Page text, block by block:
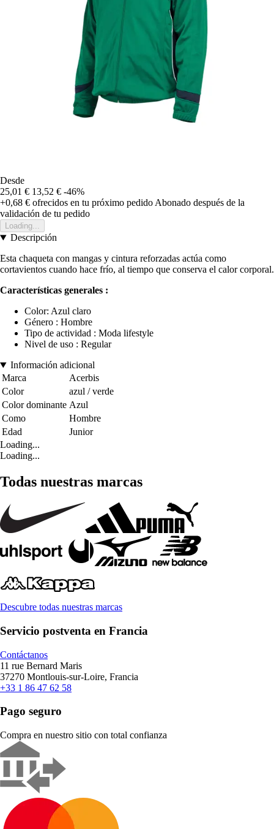
Desde
25,01 € 13,52 € -46%
+0,68 € ofrecidos en tu próximo pedido Abonado después de la
validación de tu pedido
Loading...
Descripción
Esta chaqueta con mangas y cintura reforzadas actúa como
cortavientos cuando hace frío, al tiempo que conserva el calor corporal.
Características generales :
Color: Azul claro
Género : Hombre
Tipo de actividad : Moda lifestyle
Nivel de uso : Regular
Información adicional
Marca
Acerbis
Color
azul / verde
Color dominante Azul
Como
Hombre
Edad
Junior
Loading...
Loading...
Todas nuestras marcas
Descubre todas nuestras marcas
Servicio postventa en Francia
Contáctanos
11 rue Bernard Maris
37270 Montlouis-sur-Loire, Francia
+33 1 86 47 62 58
Pago seguro
Compra en nuestro sitio con total confianza